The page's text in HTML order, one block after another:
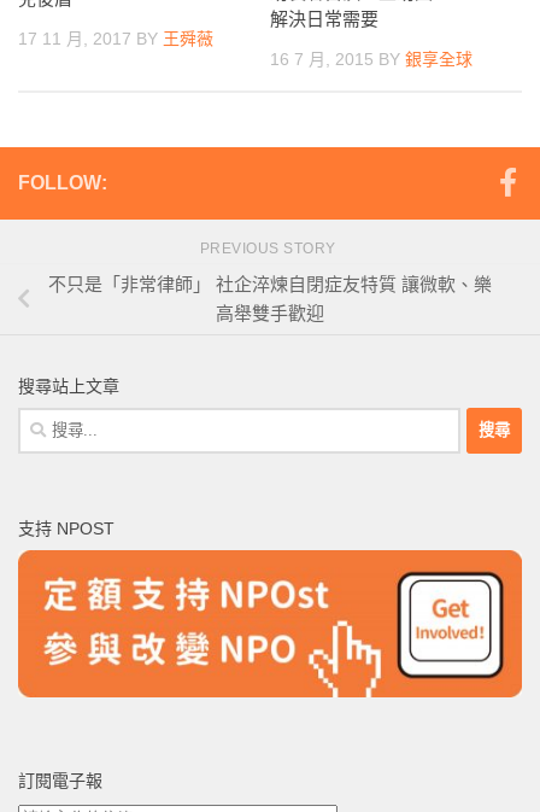
17 11 月, 2017 BY 王舜薇
解決日常需要
16 7 月, 2015 BY 銀享全球
FOLLOW:
PREVIOUS STORY
不只是「非常律師」 社企淬煉自閉症友特質 讓微軟、樂
高舉雙手歡迎
搜尋站上文章
搜
尋
字:
支持 NPOST
訂閱電子報